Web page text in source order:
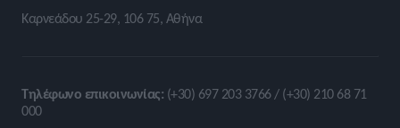
Καρνεάδου 25-29, 106 75, Αθήνα
Τηλέφωνο επικοινωνίας: (+30) 697 203 3766 / (+30) 210 68 71
000